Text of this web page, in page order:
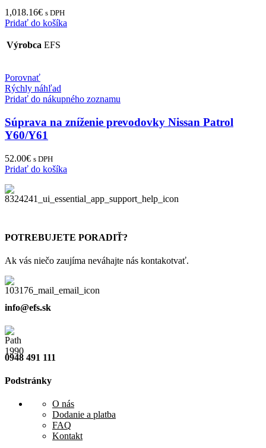
1,018.16€ s DPH
Pridať do košíka
Výrobca EFS
Porovnať
Rýchly náhľad
Pridať do nákupného zoznamu
Súprava na zníženie prevodovky Nissan Patrol
Y60/Y61
52.00€ s DPH
Pridať do košíka
POTREBUJETE PORADIŤ?
Ak vás niečo zaujíma neváhajte nás kontakotvať.
info@efs.sk
0948 491 111
Podstránky
O nás
Dodanie a platba
FAQ
Kontakt